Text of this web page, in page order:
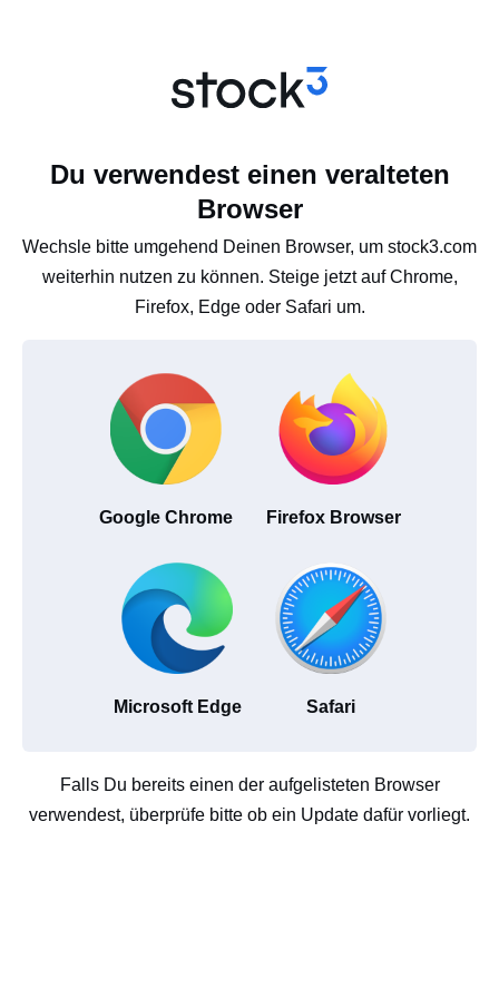
Du verwendest einen veralteten
Browser
Wechsle bitte umgehend Deinen Browser, um stock3.com
weiterhin nutzen zu können. Steige jetzt auf Chrome,
Firefox, Edge oder Safari um.
Google Chrome Firefox Browser
Microsoft Edge Safari
Falls Du bereits einen der aufgelisteten Browser
verwendest, überprüfe bitte ob ein Update dafür vorliegt.